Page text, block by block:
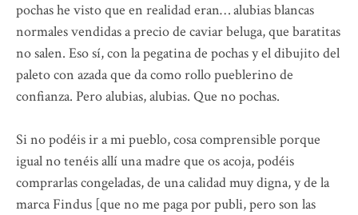
pochas he visto que en realidad eran… alubias blancas
normales vendidas a precio de caviar beluga, que baratitas
no salen. Eso sí, con la pegatina de pochas y el dibujito del
paleto con azada que da como rollo pueblerino de
confianza. Pero alubias, alubias. Que no pochas.
Si no podéis ir a mi pueblo, cosa comprensible porque
igual no tenéis allí una madre que os acoja, podéis
comprarlas congeladas, de una calidad muy digna, y de la
marca Findus [que no me paga por publi, pero son las